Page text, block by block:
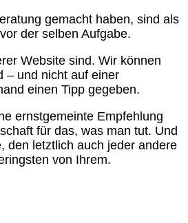
gemacht haben, sind als
der selben Aufgabe.
Website sind. Wir können
– und nicht auf einer
einen Tipp gegeben.
ernstgemeinte Empfehlung
für das, was man tut. Und
den letztlich auch jeder andere
von Ihrem.